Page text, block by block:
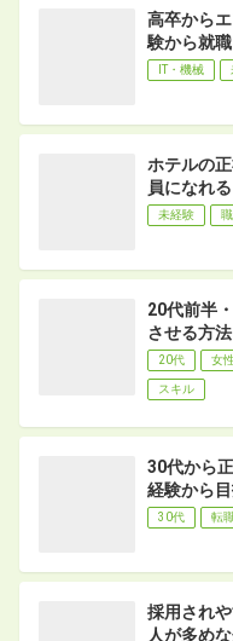
高卒から
験から就
IT・機械
ホテルの
員になれ
未経験
20代前半
させる方
20代 女
スキル
30代から
経験から
30代 転
採用され
人が多め